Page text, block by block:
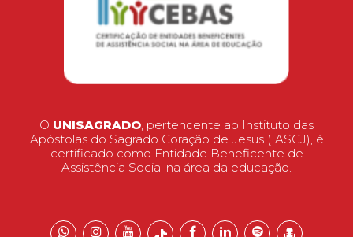
O UNISAGRADO, pertencente ao Instituto das
Apóstolas do Sagrado Coração de Jesus (IASCJ), é
certificado como Entidade Beneficente de
Assistência Social na área da educação.